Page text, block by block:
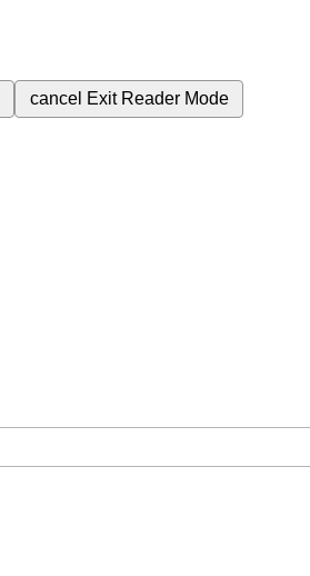
cancel Exit Reader Mode